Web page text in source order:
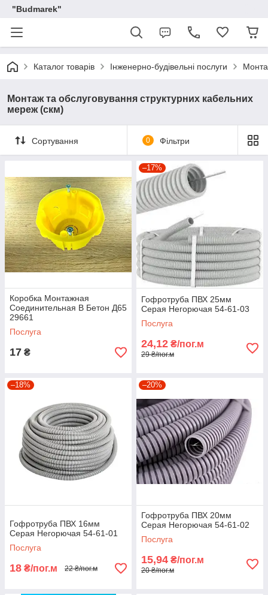
"Budmarek"
Каталог товарів Інженерно-будівельні послуги
Монтаж та обслуговування структурних кабельних
мереж (скм)
Сортування 0 Фільтри
Коробка Монтажная
Соединительная В Бетон Д65
29661
Послуга
17 ₴
–17%
Гофротруба ПВХ 25мм
Серая Негорючая 54-61-03
Послуга
24,12 ₴/пог.м
29 ₴/пог.м
–18%
Гофротруба ПВХ 16мм
Серая Негорючая 54-61-01
Послуга
18 ₴/пог.м 22 ₴/пог.м
–20%
Гофротруба ПВХ 20мм
Серая Негорючая 54-61-02
Послуга
15,94 ₴/пог.м
20 ₴/пог.м